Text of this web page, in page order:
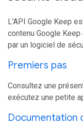
L'API Google Keep
contenu Google
par un logiciel de
Premiers pas
Consultez une
exécutez une petite
Documentation